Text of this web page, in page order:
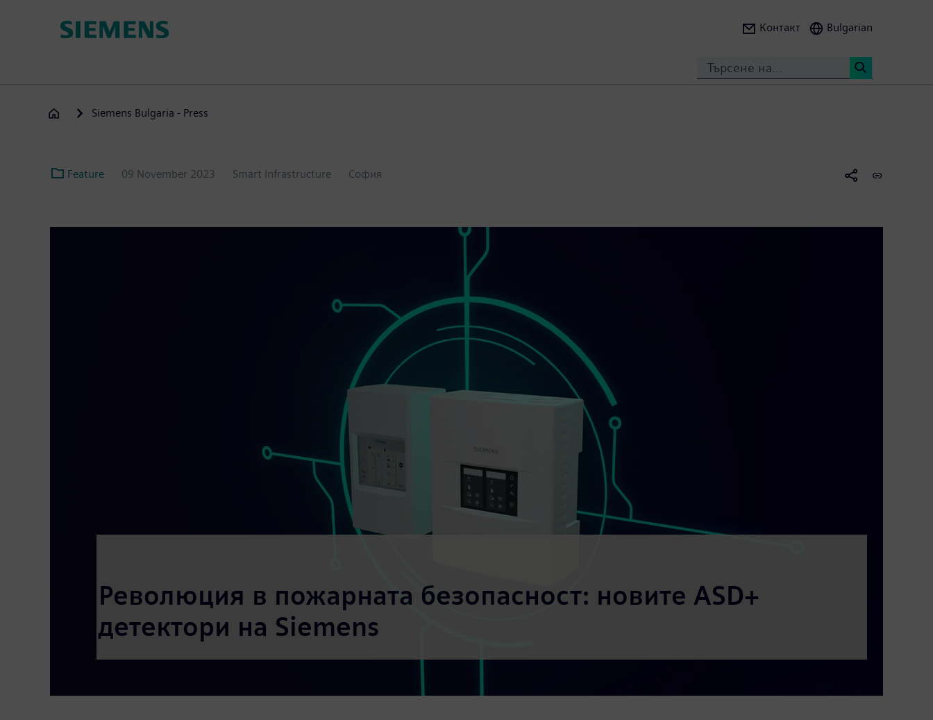
Контакт Bulgarian
Siemens Bulgaria - Press
Feature 09 November 2023 Smart Infrastructure София
Революция в пожарната безопасност: новите ASD+
детектори на Siemens